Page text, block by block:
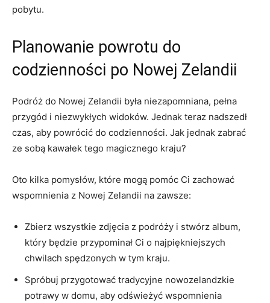
pobytu.
Planowanie powrotu do
codzienności po Nowej ⁤Zelandii
Podróż do Nowej Zelandii była niezapomniana, pełna
przygód i niezwykłych widoków. ⁢Jednak​ teraz nadszedł
czas, aby ​powrócić do⁢ codzienności.⁤ Jak jednak zabrać
ze sobą kawałek tego ⁣magicznego kraju?
Oto kilka pomysłów, które mogą pomóc Ci zachować
wspomnienia z Nowej Zelandii na zawsze:
Zbierz wszystkie ⁢zdjęcia z podróży i stwórz album,
który⁣ będzie⁣ przypominał ‍Ci ⁣o najpiękniejszych
chwilach spędzonych w tym kraju.
Spróbuj przygotować⁤ tradycyjne nowozelandzkie
potrawy w ⁣domu, aby odświeżyć wspomnienia